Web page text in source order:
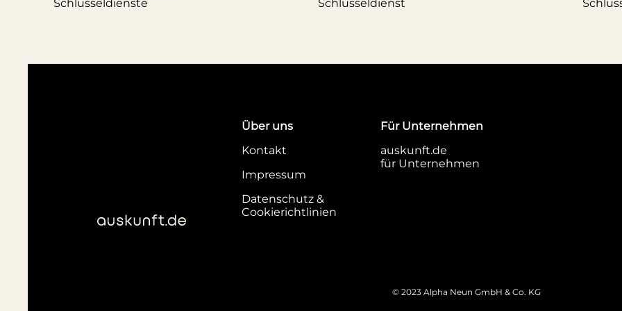
Schlüsseldienste
Schlüsseldienst
Über uns
Kontakt
Impressum
Datenschutz &
Cookierichtlinien
Für Unternehmen
auskunft.de
für Unternehmen
© 2023 Alpha Neun GmbH & Co. KG